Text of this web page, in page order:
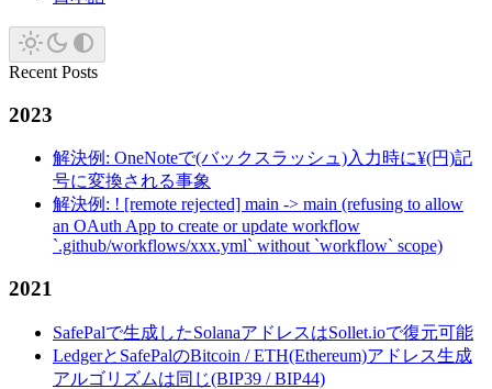
Recent Posts
2023
解決例: OneNoteで(バックスラッシュ)入力時に¥(円)記
号に変換される事象
解決例: ! [remote rejected] main -> main (refusing to allow
an OAuth App to create or update workflow
`.github/workflows/xxx.yml` without `workflow` scope)
2021
SafePalで生成したSolanaアドレスはSollet.ioで復元可能
LedgerとSafePalのBitcoin / ETH(Ethereum)アドレス生成
アルゴリズムは同じ(BIP39 / BIP44)